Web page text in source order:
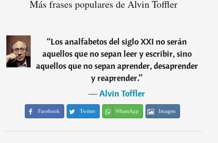
Más frases populares de Alvin Toffler
“Los analfabetos del siglo XXI no serán
aquellos que no sepan leer y escribir, sino
aquellos que no sepan aprender, desaprender
y reaprender.”
―Alvin Toffler
Facebook Twitter WhatsApp Imagen